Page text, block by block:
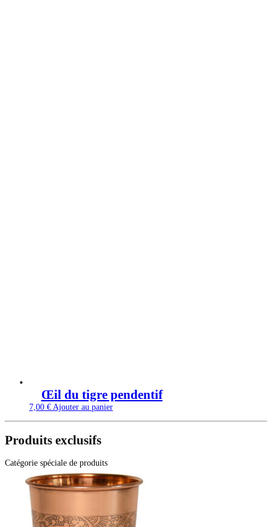
Œil du tigre pendentif
7,00 € Ajouter au panier
Produits exclusifs
Catégorie spéciale de produits